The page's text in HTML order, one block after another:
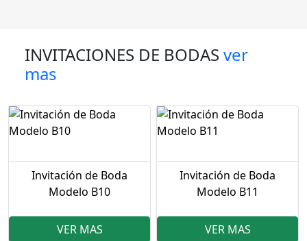
INVITACIONES DE BODAS ver
mas
Invitación de Boda
Modelo B10
VER MAS
Invitación de Boda
Modelo B11
VER MAS